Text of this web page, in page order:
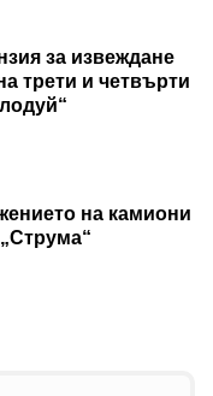
за извеждане
трети и четвърти
на камиони